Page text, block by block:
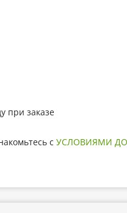
при заказе
с УСЛОВИЯМИ